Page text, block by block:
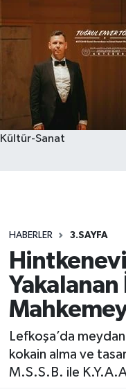
Kültür-Sanat
HABERLER 3.SAYFA
Yakalanan
Lefkoşa’da
kokain alma ve
M.S.S.B. ile